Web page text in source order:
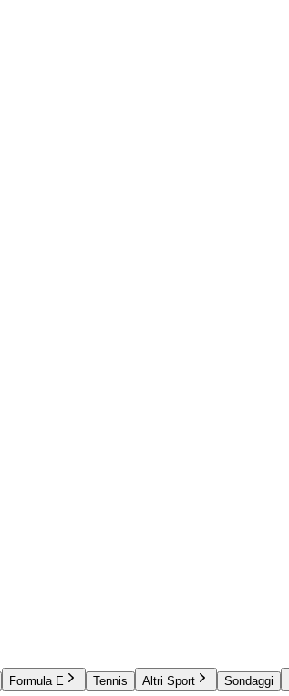
Formula E Tennis Altri Sport Sondaggi